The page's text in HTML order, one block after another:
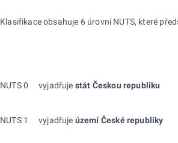
Klasifikace obsahuje 6 úrovní NUTS, které
NUTS 0 vyjadřuje stát Českou republiku
NUTS 1 vyjadřuje území České republiky